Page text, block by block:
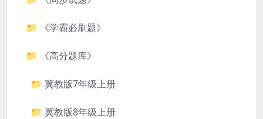
📁 《学霸必刷题》
📁 《高分题库》
📁 冀教版7年级上册
📁 冀教版8年级上册